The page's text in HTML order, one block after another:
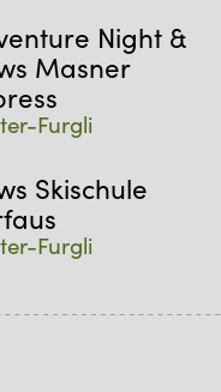
Night &
Masner
Furgli
Skischule
Furgli